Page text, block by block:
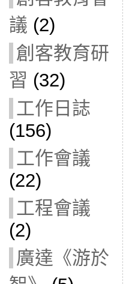
議 (2)
創客教育研
習 (32)
工作日誌
(156)
工作會議
(22)
工程會議
(2)
廣達《游於